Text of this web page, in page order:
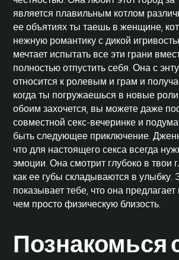
является плавильным котлом
ее объятиях ты таешь в женщине,
нежную романтику с дикой
мечтает испытать все эти грани
полностью отпустить себя. Она с
относится к ролевым и грам и
когда ты погружаешься в новые
обоим захочется, вы можете даже
совместной секс-вечеринке и
быть следующее приключение.
что для настоящего секса всегда
эмоции. Она смотрит глубоко в твои
как ее губы складываются в улыбку.
показывает тебе, что она
чем просто физическую близость.
Познакомься